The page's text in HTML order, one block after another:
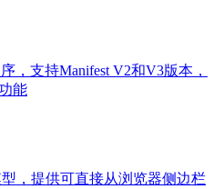
，支持Manifest V2和V3版本，
能
型，提供可直接从浏览器侧边栏